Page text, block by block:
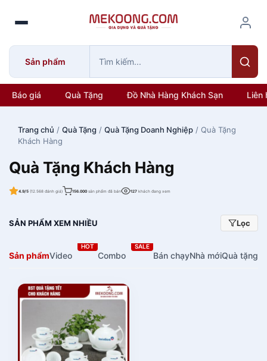
o
Sản phẩm
Báo giá Quà Tặng Đồ Nhà Hàng Khách Sạn Liên
Trang chủ / Quà Tặng / Quà Tặng Doanh Nghiệp / Quà Tặng
Khách Hàng
Quà Tặng Khách Hàng
4.9/5 (12.568 đánh giá) 156.000 sản phẩm đã bán 127 khách đang xem
SẢN PHẨM XEM NHIỀU Lọc
Sản phẩmVideo
HOT
Combo
SALE
Bán chạyNhà mớiQuà tặng